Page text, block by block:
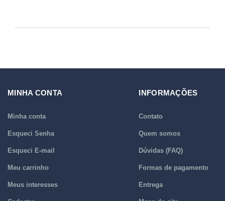
MINHA CONTA
Minha conta
Esqueci Senha
Esqueci E-mail
Meu carrinho
Meus interesses
INFORMAÇÕES
Contato
Quem somos
Dúvidas (FAQ)
Formas de pagamento
Entrega